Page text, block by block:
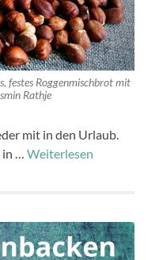
festes Roggenmischbrot mit
Rathje
mit in den Urlaub.
in …Weiterlesen